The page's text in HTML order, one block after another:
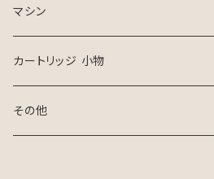
マシン
カートリッジ 小物
その他